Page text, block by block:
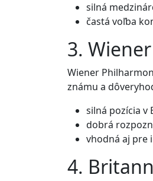
silná
častá voľba
3.
Wiener
známu a
silná pozícia v
dobrá
vhodná aj pre
4.